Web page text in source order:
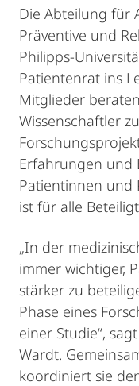
Die Abteilung für
Präventive und
Philipps-
Patientenrat ins
Mitglieder
Wissenschaftler
Erfahrungen und
Patientinnen und
ist für alle
„In der
immer wichtiger,
stärker zu
Phase eines
einer Studie“,
Wardt.
koordiniert sie